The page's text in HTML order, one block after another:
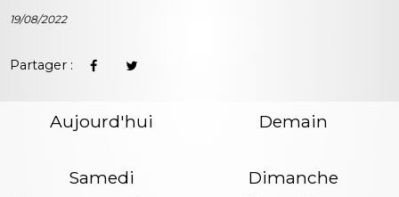
19/08/2022
Partager :
Aujourd'hui Demain
Samedi Dimanche